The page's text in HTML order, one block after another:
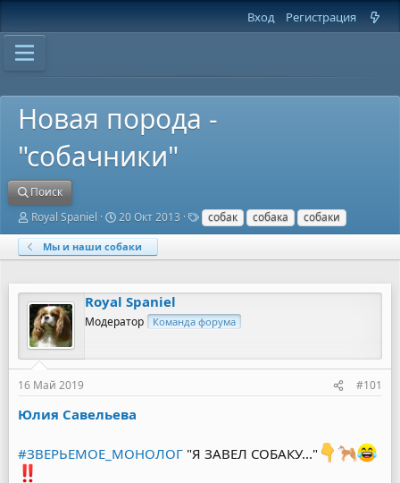
Вход Регистрация
Новая порода -
"собачники"
Поиск
А
т
о
т
е
м
ы
Royal Spaniel
Д
т
а
а
ч
л
20 Окт 2013
Т
е
и
собак собака собаки
Мы и наши собаки
Royal Spaniel
Модератор Команда форума
16 Май 2019 #101
Юлия Савельева
#ЗВЕРЬЕМОЕ_МОНОЛОГ "Я ЗАВЕЛ СОБАКУ..."